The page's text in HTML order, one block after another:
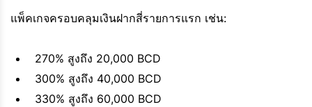
แพ็คเกจครอบคลุมเงินฝากสี่รายการแรก เช่น:
270% สูงถึง 20,000 BCD
300% สูงถึง 40,000 BCD
330% สูงถึง 60,000 BCD